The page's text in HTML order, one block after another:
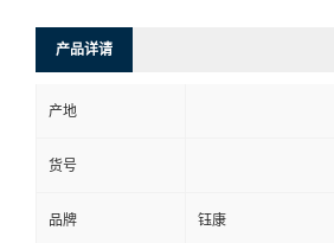
产品详请
产地
货号
品牌 钰康